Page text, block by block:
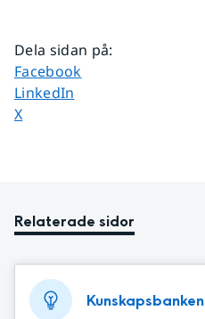
Dela sidan på:
Dela sidan på
Facebook
Dela sidan på
LinkedIn
Dela sidan på
X
Relaterade sidor
Kunskapsbanken